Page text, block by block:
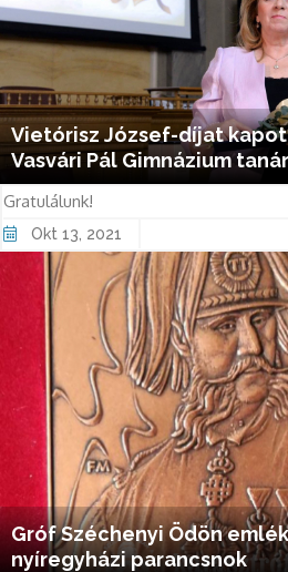
Vietórisz József-díjat
Vasvári Pál Gimnázium
Gratulálunk!
Okt 13, 2021
Gróf Széchenyi Ödön
nyíregyházi parancsnok